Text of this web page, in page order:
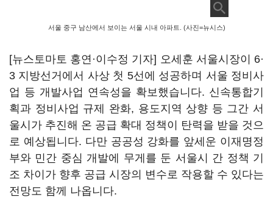
서울 중구 남산에서 보이는 서울 시내 아파트. (사진=뉴시스)
[뉴스토마토 홍연·이수정 기자] 오세훈 서울시장이 6·
3 지방선거에서 사상 첫 5선에 성공하며 서울 정비사
업 등 개발사업 연속성을 확보했습니다. 신속통합기
획과 정비사업 규제 완화, 용도지역 상향 등 그간 서
울시가 추진해 온 공급 확대 정책이 탄력을 받을 것으
로 예상됩니다. 다만 공공성 강화를 앞세운 이재명정
부와 민간 중심 개발에 무게를 둔 서울시 간 정책 기
조 차이가 향후 공급 시장의 변수로 작용할 수 있다는
전망도 함께 나옵니다.